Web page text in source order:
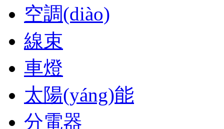
空調(diào)
線束
車燈
太陽(yáng)能
分電器